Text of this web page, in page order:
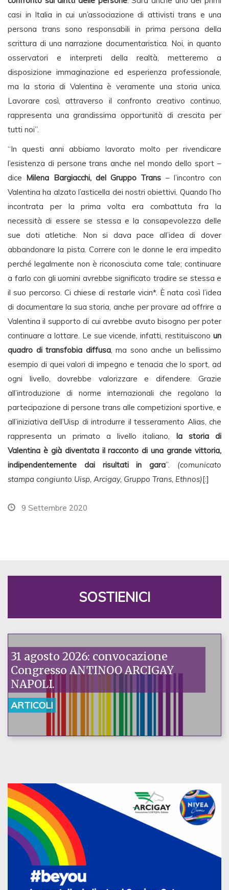
casi in Italia in cui un’associazione di attivisti trans e una
persona trans sono responsabili in prima persona della
scrittura di una narrazione documentaristica. Noi, in quanto
osservatori e interpreti della realtà, metteremo a
disposizione immaginazione ed esperienza professionale,
ma la storia di Valentina è veramente una storia unica.
Lavorare così, attraverso il confronto creativo continuo,
rappresenta una grandissima opportunità di crescita per
tutti noi”.
“In questi anni abbiamo lavorato molto per rivendicare
l’esistenza di persone trans anche nel mondo dello sport –
dice Milena Bargiacchi, del Gruppo Trans – l’incontro con
Valentina ha alzato l’asticella dei nostri obiettivi. Quando l’ho
incontrata per la prima volta era combattuta fra la
necessità di essere se stessa e la consapevolezza delle
sue doti atletiche. Non si dava pace all’idea di dover
abbandonare la pista. Correre con le donne le era impedito
perché legalmente non è riconosciuta come tale; continuare
a farlo con gli uomini avrebbe significato tradire se stessa e
il suo percorso. Ci chiese di restarle vicin*. È nata così l’idea
di documentare la sua storia, anche per provare ad offrire a
Valentina il supporto di cui avrebbe avuto bisogno per poter
continuare a lottare. Le sue vicende, infatti, restituiscono un
quadro di transfobia diffusa, ma sono anche un bellissimo
esempio di quei valori di impegno e tenacia che lo sport, ad
ogni livello, dovrebbe valorizzare e difendere. Grazie
all’introduzione di norme internazionali che regolano la
partecipazione di persone trans alle competizioni sportive, e
all’iniziativa dell’Uisp di introdurre il tesseramento Alias, che
rappresenta un primato a livello italiano, la storia di
Valentina è già diventata il racconto di una grande vittoria,
indipendentemente dai risultati in gara”. (comunicato
stampa congiunto Uisp, Arcigay, Gruppo Trans, Ethnos)[:]
9 Settembre 2020
SOSTIENICI
31 agosto 2026: convocazione
Congresso ANTINOO ARCIGAY
NAPOLI.
ARTICOLI